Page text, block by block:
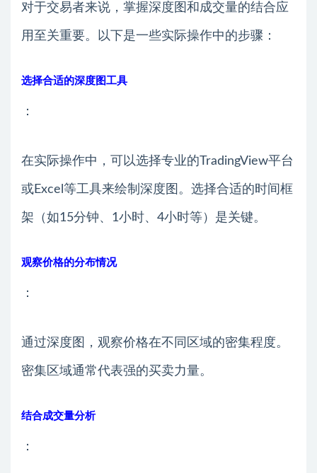
对于交易者来说，掌握深度图和成交量的结合应
用至关重要。以下是一些实际操作中的步骤：
选择合适的深度图工具
：
在实际操作中，可以选择专业的TradingView平台
或Excel等工具来绘制深度图。选择合适的时间框
架（如15分钟、1小时、4小时等）是关键。
观察价格的分布情况
：
通过深度图，观察价格在不同区域的密集程度。
密集区域通常代表强的买卖力量。
结合成交量分析
：